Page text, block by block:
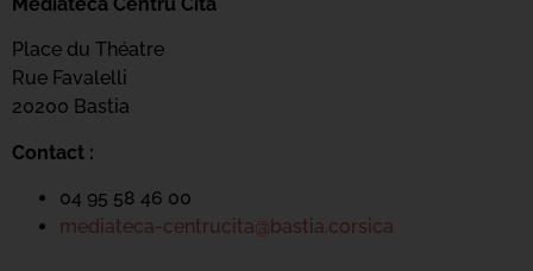
Place du Théatre
Rue Favalelli
20200 Bastia
Contact :
04 95 58 46 00
mediateca-centrucita@bastia.corsica